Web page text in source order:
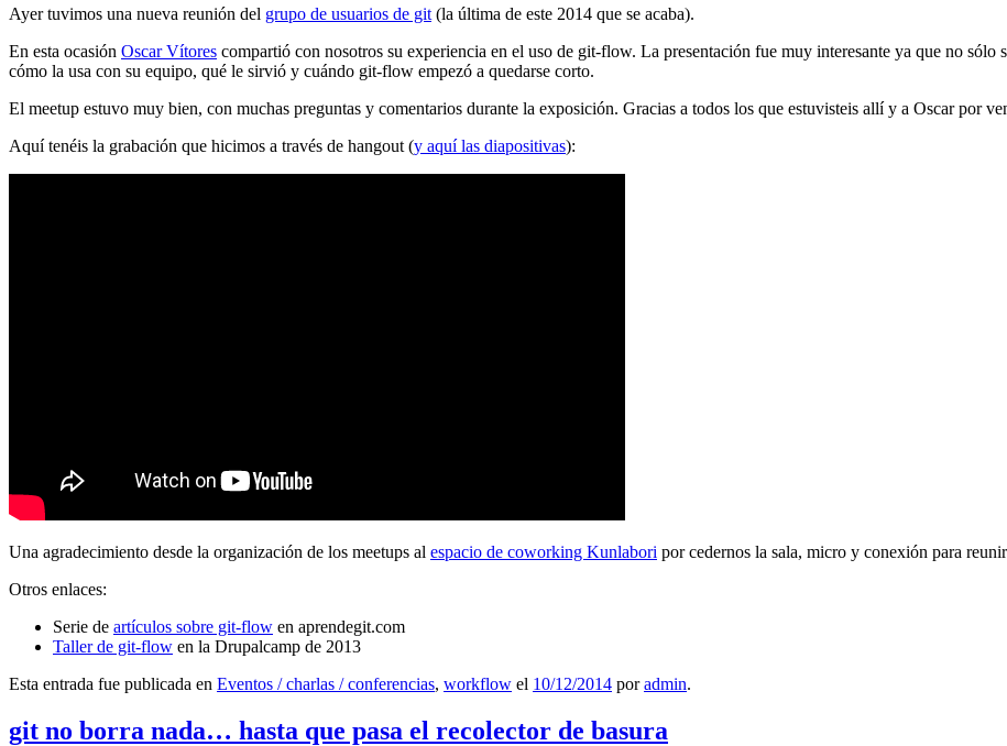
Ayer tuvimos una nueva reunión del grupo de usuarios de git (la última de este 2014 que se acaba).
En esta ocasión Oscar Vítores compartió con nosotros su experiencia en el uso de git-flow. La presentación fue muy interesante ya que no
cómo la usa con su equipo, qué le sirvió y cuándo git-flow empezó a quedarse corto.
El meetup estuvo muy bien, con muchas preguntas y comentarios durante la exposición. Gracias a todos los que estuvisteis allí y a Oscar por
Aquí tenéis la grabación que hicimos a través de hangout (y aquí las diapositivas):
Una agradecimiento desde la organización de los meetups al espacio de coworking Kunlabori por cedernos la sala, micro y conexión para
Otros enlaces:
Serie de artículos sobre git-flow en aprendegit.com
Taller de git-flow en la Drupalcamp de 2013
Esta entrada fue publicada en Eventos / charlas / conferencias, workflow el 10/12/2014 poradmin.
git no borra nada… hasta que pasa el recolector de basura